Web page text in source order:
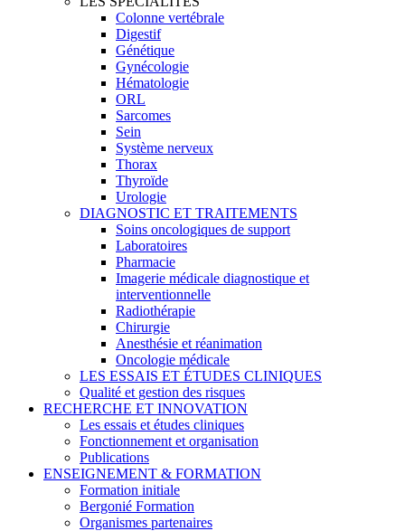
Colonne vertébrale
Digestif
Génétique
Gynécologie
Hématologie
ORL
Sarcomes
Sein
Système nerveux
Thorax
Thyroïde
Urologie
DIAGNOSTIC ET TRAITEMENTS
Soins oncologiques de support
Laboratoires
Pharmacie
Imagerie médicale diagnostique et
interventionnelle
Radiothérapie
Chirurgie
Anesthésie et réanimation
Oncologie médicale
LES ESSAIS ET ÉTUDES CLINIQUES
Qualité et gestion des risques
RECHERCHE ET INNOVATION
Les essais et études cliniques
Fonctionnement et organisation
Publications
ENSEIGNEMENT & FORMATION
Formation initiale
Bergonié Formation
Organismes partenaires